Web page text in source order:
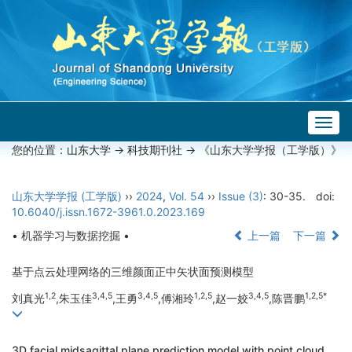
您的位置： 山东大学 -> 科技期刊社 -> 《山东大学学报（工学版）》
山东大学学报 (工学版) ›› 2024, Vol. 54 ›› Issue (3): 30-35.
doi:
10.6040/j.issn.1672-3961.0.2023.169
• 机器学习与数据挖掘 •
上一篇 下一篇
基于点云处理网络的三维颜面正中矢状面预测模型
刘真光1,2,朱玉佳3,4,5,王勇3,4,5,傅湘玲1,2,5,赵一姣3,4,5,陈晋鹏1,2,5*